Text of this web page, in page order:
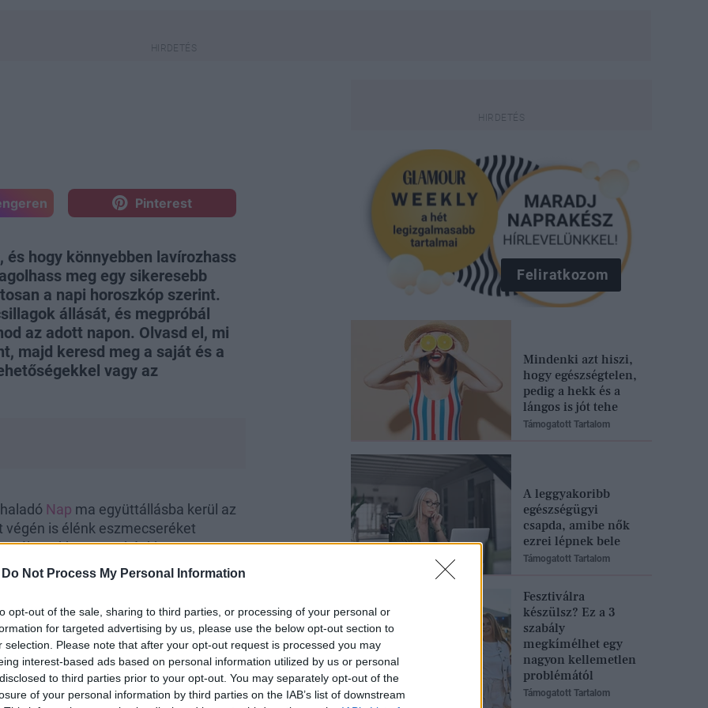
Do Not Process My Personal Information
opt-out of the sale, sharing to third parties, or processing of your personal or
for targeted advertising by us, please use the below opt-out section to
selection. Please note that after your opt-out request is processed you may
interest-based ads based on personal information utilized by us or personal
to third parties prior to your opt-out. You may separately opt-out of the
of your personal information by third parties on the IAB’s list of downstream
Pinterest
hogy könnyebben lavírozhass
meg egy sikeresebb
a napi horoszkóp szerint.
állását, és megpróbál
az adott napon. Olvasd el, mi
majd keresd meg a saját és a
vagy az
Nap ma együttállásba kerül az
végén is élénk eszmecseréket
életünkben, munkánkban,
érdekes hírekre és információkra
más emberekkel.
Feliratkozom
Mindenki azt hiszi,
hogy egészségtelen,
pedig a hekk és a
lángos is jót tehe
Támogatott Tartalom
A leggyakoribb
egészségügyi
csapda, amibe nők
ezrei lépnek bele
Támogatott Tartalom
Fesztiválra
készülsz? Ez a 3
szabály
megkímélhet egy
nagyon kellemetlen
problémától
Támogatott Tartalom